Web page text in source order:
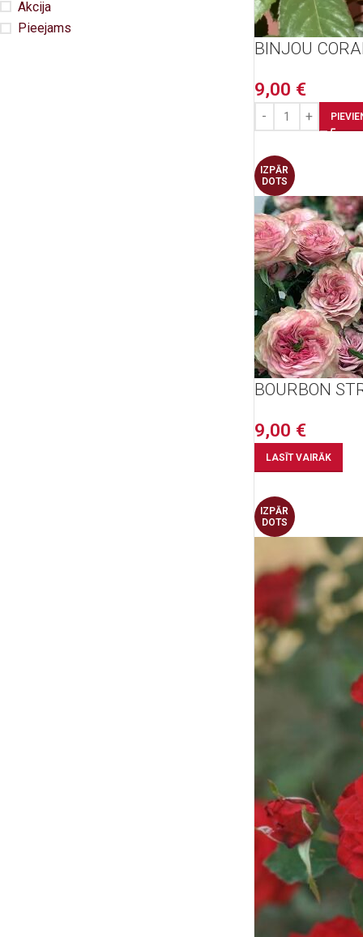
Akcija
Pieejams
BINJOU
9,00 €
IZPĀR
DOTS
BOURBON
9,00 €
LASĪT VAIRĀK
IZPĀR
DOTS